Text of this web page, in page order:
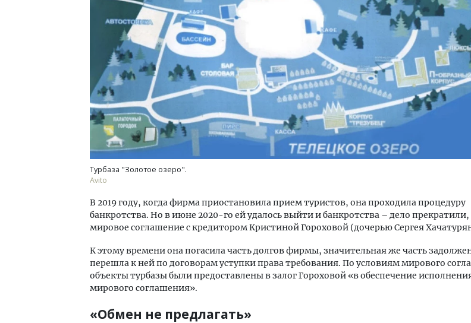
Турбаза "Золотое озеро".
Avito
В 2019 году, когда фирма приостановила прием туристов, она проходила процедуру
банкротства. Но в июне 2020-го ей удалось выйти и банкротства – дело
мировое соглашение с кредитором Кристиной Гороховой (дочерью Сергея
К этому времени она погасила часть долгов фирмы, значительная же часть
перешла к ней по договорам уступки права требования. По условиям мирового
объекты турбазы были предоставлены в залог Гороховой «в обеспечение
мирового соглашения».
«Обмен не предлагать»